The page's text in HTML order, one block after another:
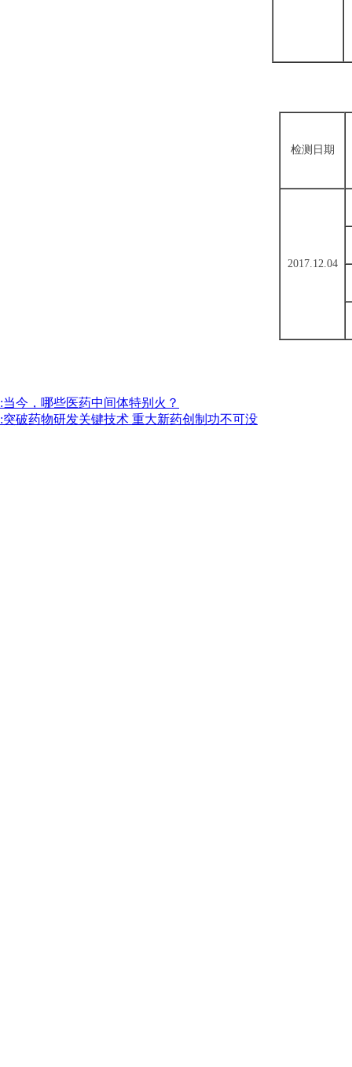
检测日期
2017.12.04
:当今，哪些医药中间体特别火？
:突破药物研发关键技术 重大新药创制功不可没